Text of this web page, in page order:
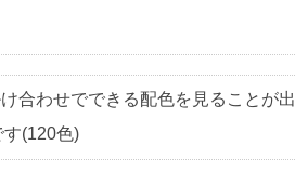
合わせでできる配色を見ることが出
(120色)